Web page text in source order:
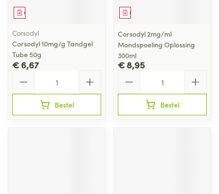
Geneesmiddel
Corsodyl
Corsodyl 10mg/g Tandgel
Tube 50g
€ 6,67
Bestel
Geneesmiddel
Corsodyl 2mg/ml
Mondspoeling Oplossing
300ml
€ 8,95
Bestel